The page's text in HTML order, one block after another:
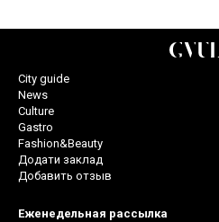
City guide
News
Culture
Gastro
Fashion&Beauty
Додати заклад
Добавить отзыв
Еженедельная рассылка